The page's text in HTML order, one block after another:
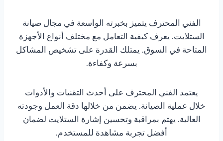
الفني المحترف يتميز بخبرته الواسعة في مجال صيانة
الستلايت. يعرف كيفية التعامل مع مختلف أنواع الأجهزة
المتاحة في السوق. يمتلك القدرة على تشخيص المشاكل
بسرعة وكفاءة.
يعتمد الفني المحترف على أحدث التقنيات والأدوات
خلال عملية الصيانة. يضمن من خلالها دقة العمل وجودته
العالية. يهتم بمراقبة وتحسين إشارة الستلايت لضمان
أفضل تجربة مشاهدة للمستخدم.